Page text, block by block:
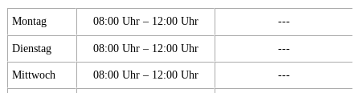
Montag 08:00 Uhr – 12:00 Uhr ---
Dienstag 08:00 Uhr – 12:00 Uhr ---
Mittwoch 08:00 Uhr – 12:00 Uhr ---